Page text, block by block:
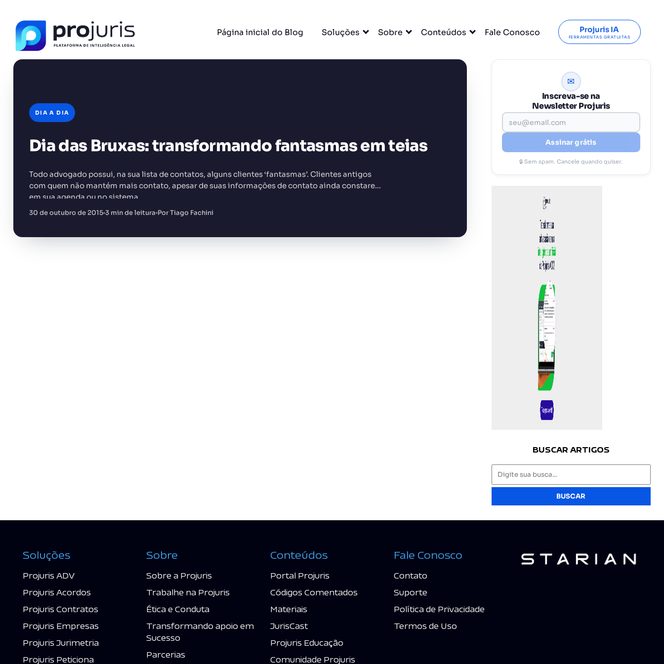
Página inicial do Blog Soluções Sobre Conteúdos Fale Conosco Projuris IA
FERRAMENTAS GRATUITAS
DIA A DIA
Dia das Bruxas: transformando fantasmas em teias
Todo advogado possui, na sua lista de contatos, alguns clientes ‘fantasmas’. Clientes antigos
com quem não mantém mais contato, apesar de suas informações de contato ainda constarem
em sua agenda ou no sistema…
30 de outubro de 2015 3 min de leitura Por Tiago Fachini
✉
Inscreva-se na
Newsletter Projuris
Assinar grátis
🔒 Sem spam. Cancele quando quiser.
BUSCAR ARTIGOS
BUSCAR
Soluções
Projuris ADV
Projuris Acordos
Projuris Contratos
Projuris Empresas
Projuris Jurimetria
Projuris Peticiona
Sobre
Sobre a Projuris
Trabalhe na Projuris
Ética e Conduta
Transformando apoio em
Sucesso
Parcerias
Conteúdos
Portal Projuris
Códigos Comentados
Materiais
JurisCast
Projuris Educação
Comunidade Projuris
Fale Conosco
Contato
Suporte
Política de Privacidade
Termos de Uso
FERRAMENTA RECOMENDADA PARA ESTE CONTEÚDO
Gerador de Petição
+14.000 juristas